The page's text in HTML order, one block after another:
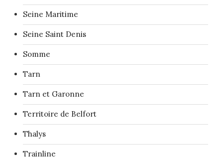
Seine Maritime
Seine Saint Denis
Somme
Tarn
Tarn et Garonne
Territoire de Belfort
Thalys
Trainline